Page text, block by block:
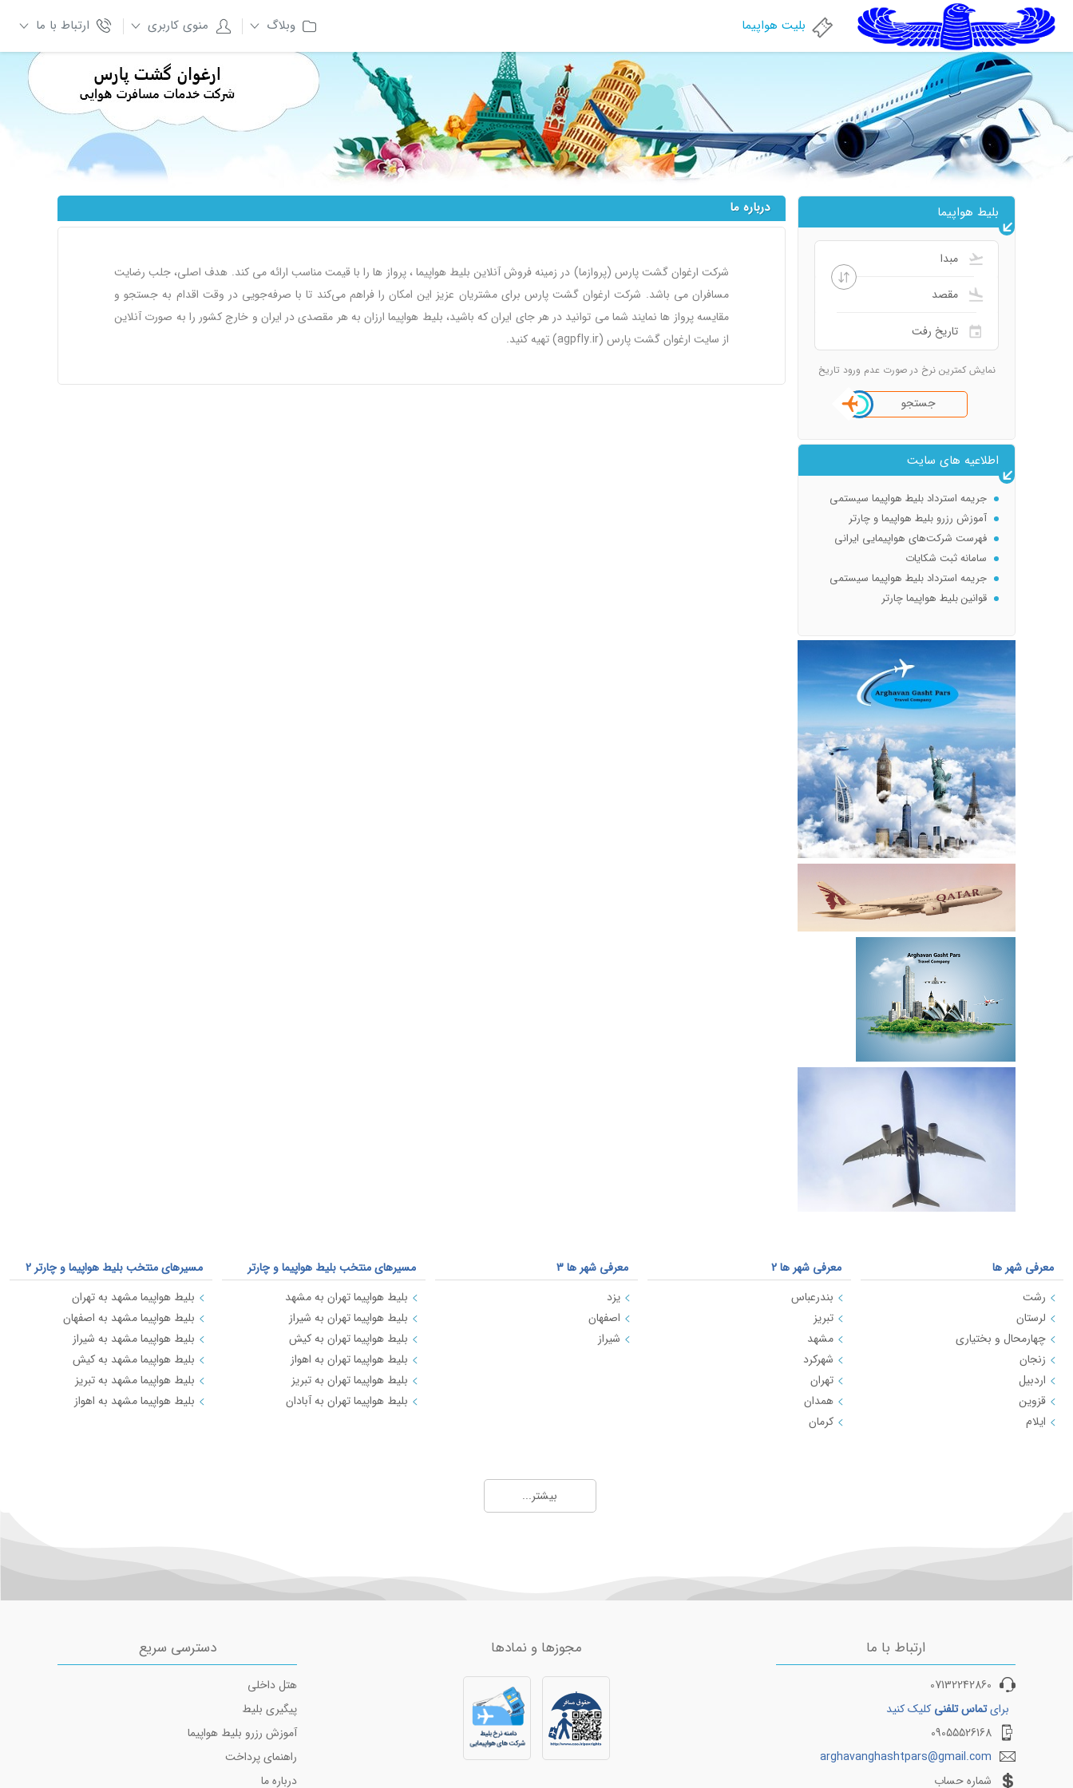
بلیت هواپیما ارتباط با ما منوی کاربری وبلاگ
بلیط هواپیما
نمایش کمترین نرخ در صورت عدم ورود تاریخ
جستجو
اطلاعیه های سایت
جریمه استرداد بلیط هواپیما سیستمی
آموزش رزرو بلیط هواپیما و چارتر
فهرست شرکت‌های هواپیمایی ایرانی
سامانه ثبت شکایات
جریمه استرداد بلیط هواپیما سیستمی
قوانین بلیط هواپیما چارتر
درباره ما
شرکت ارغوان گشت پارس (پروازما) در زمینه فروش آنلاین بلیط هواپیما ، پرواز ها را با قیمت مناسب ارائه می کند. هدف اصلی، جلب رضایت
مسافران می باشد. شرکت ارغوان گشت پارس برای مشتریان عزیز این امکان را فراهم می‌کند تا با صرفه‌جویی در وقت اقدام به جستجو و
مقایسه پرواز ها نمایند شما می توانید در هر جای ایران که باشید، بلیط هواپیما ارزان به هر مقصدی در ایران و خارج کشور را به صورت آنلاین
از سایت ارغوان گشت پارس (agpfly.ir) تهیه کنید.
معرفی شهر ها
رشت
لرستان
چهارمحال و بختیاری
زنجان
اردبیل
قزوین
ایلام
معرفی شهر ها 2
بندرعباس
تبریز
مشهد
شهرکرد
تهران
همدان
کرمان
معرفی شهر ها 3
یزد
اصفهان
شیراز
مسیرهای منتخب بلیط هواپیما و چارتر
بلیط هواپیما تهران به مشهد
بلیط هواپیما تهران به شیراز
بلیط هواپیما تهران به کیش
بلیط هواپیما تهران به اهواز
بلیط هواپیما تهران به تبریز
بلیط هواپیما تهران به آبادان
مسیرهای منتخب بلیط هواپیما و چارتر 2
بلیط هواپیما مشهد به تهران
بلیط هواپیما مشهد به اصفهان
بلیط هواپیما مشهد به شیراز
بلیط هواپیما مشهد به کیش
بلیط هواپیما مشهد به تبریز
بلیط هواپیما مشهد به اهواز
بلیط هواپیما کیش به بندرعباس
بلیط هواپیما شیراز به تهران
بلیط هواپیما شیراز به مشهد
بیشتر...
ارتباط با ما
07132242860
برایتماس تلفنی کلیک کنید
09055526168
arghavanghashtpars@gmail.com
شماره حساب
مجوزها و نمادها دسترسی سریع
هتل داخلی
پیگیری بلیط
آموزش رزرو بلیط هواپیما
راهنمای پرداخت
درباره ما